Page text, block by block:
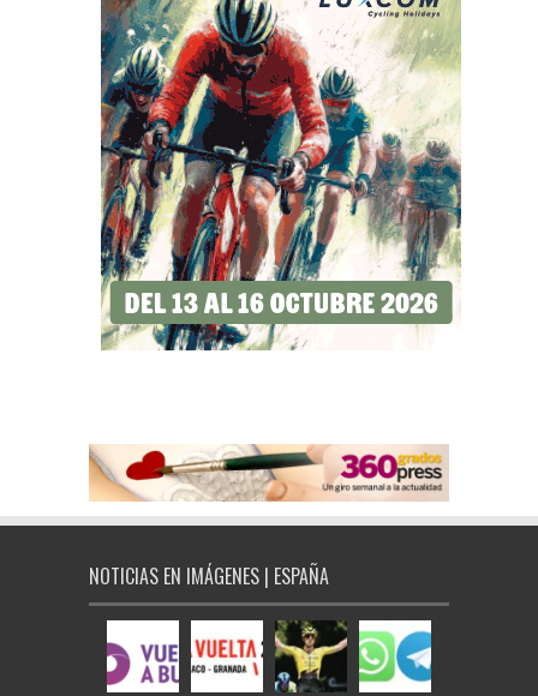
NOTICIAS EN IMÁGENES | ESPAÑA